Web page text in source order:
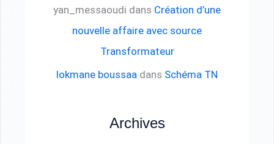
yan_messaoudi dans Création d’une
nouvelle affaire avec source
Transformateur
lokmane boussaa dans Schéma TN
Archives